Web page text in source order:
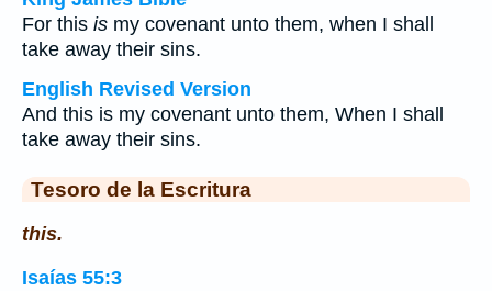
For this is my covenant unto them, when I shall
take away their sins.
English Revised Version
And this is my covenant unto them, When I shall
take away their sins.
Tesoro de la Escritura
this.
Isaías 55:3